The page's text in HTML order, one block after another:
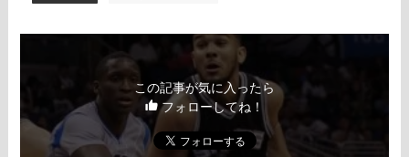
この記事が気に入ったら
フォローしてね！